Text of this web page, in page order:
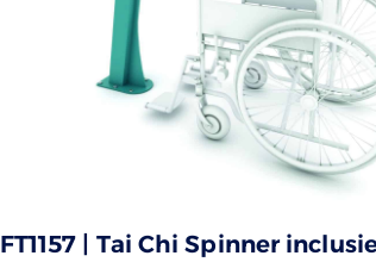
FT1157 | Tai Chi Spinner